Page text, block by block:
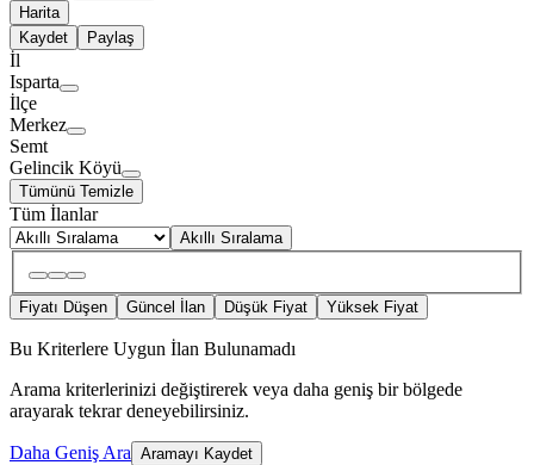
Harita
Kaydet
Paylaş
İl
Isparta
İlçe
Merkez
Semt
Gelincik Köyü
Tümünü Temizle
Tüm İlanlar
Akıllı Sıralama
Fiyatı Düşen Güncel İlan Düşük Fiyat Yüksek Fiyat
Bu Kriterlere Uygun İlan Bulunamadı
Arama kriterlerinizi değiştirerek veya daha geniş bir bölgede
arayarak tekrar deneyebilirsiniz.
Daha Geniş Ara Aramayı Kaydet